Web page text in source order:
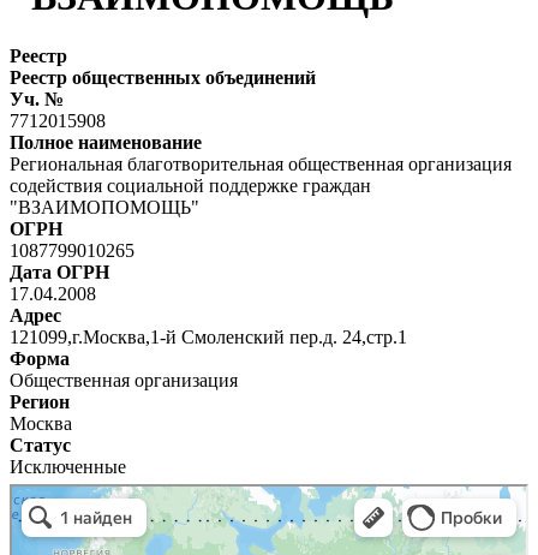
Реестр
Реестр общественных объединений
Уч. №
7712015908
Полное наименование
Региональная благотворительная общественная организация
содействия социальной поддержке граждан
"ВЗАИМОПОМОЩЬ"
ОГРН
1087799010265
Дата ОГРН
17.04.2008
Адрес
121099,г.Москва,1-й Смоленский пер.д. 24,стр.1
Форма
Общественная организация
Регион
Москва
Статус
Исключенные